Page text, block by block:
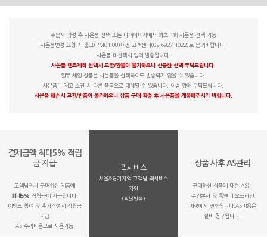
주문서 작성 후 사은품 선택 또는 마이페이지에서 최초 1회 사은품 선택 가능
사은품변경 요청 시 출고(PM01:00)이전 고객센터(02-6927-1022)로 문의바랍니다.
사은품 미선택시 임의 발송됩니다.
사은품 렌즈제작 선택시 교환/환불이 불가하오니 신중한 선택 부탁드립니다.
일부 세일 상품은 사은품을 선택하여도 발송되지 않을 수 있습니다.
사은품은 재고 소진 시 다른 품목으로 대체될 수 있습니다. 이점 양해 부탁드립니다.
사은품 훼손시 교환/반품이 불가하오니 상품 구매 확정 후 사은품을 개봉해주시기 바랍니다.
결제금액 최대5% 적립
금 지급
고객님께서 구매하신 제품에
최대5% 적립금이 지급됩니다.
이벤트 참여 및 후기작성시 적립금
지급
AS 수리비용으로 사용가능
퀵서비스
서울&경기지역 고객님 퀵서비스
지원
(착불발송)
상품 사후 AS관리
구매하신 상품에 대한 AS는
수입본사 및 룩앤미 오프라인
매장에서 진행됩니다.AS비용은
실비 청구됩니다.